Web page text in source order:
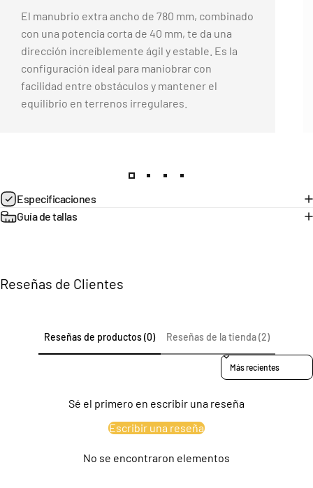
El manubrio extra ancho de 780 mm, combinado
con una potencia corta de 40 mm, te da una
dirección increíblemente ágil y estable. Es la
configuración ideal para maniobrar con
facilidad entre obstáculos y mantener el
equilibrio en terrenos irregulares.
Página 1
Página 2
Página 3Página 4
Especificaciones
Guía de tallas
Reseñas de Clientes
Reseñas de productos (0) Reseñas de la tienda (2)
Sort reviews by
Sé el primero en escribir una reseña
Escribir una reseña
No se encontraron elementos